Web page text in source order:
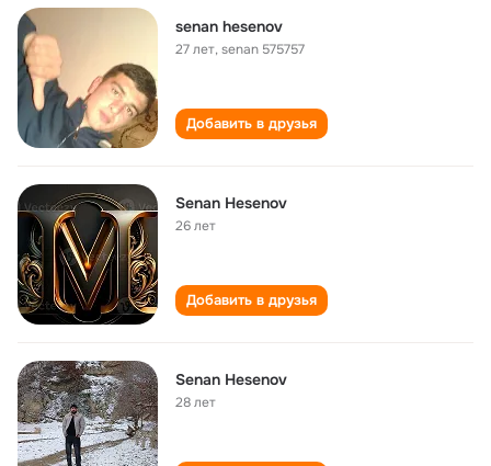
senan hesenov
27 лет,senan 575757
Добавить в друзья
Senan Hesenov
26 лет
Добавить в друзья
Senan Hesenov
28 лет